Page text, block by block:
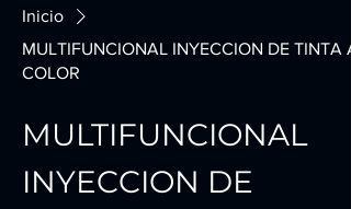
Inicio
MULTIFUNCIONAL INYECCION DE TINTA A
COLOR
MULTIFUNCIONAL
INYECCION DE